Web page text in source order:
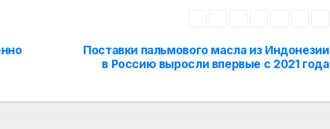
Поставки пальмового масла из Индонезии
в Россию выросли впервые с 2021 года